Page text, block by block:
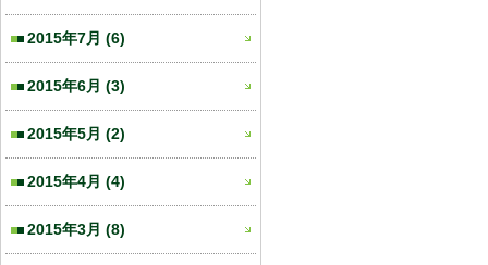
2015年7月 (6)
2015年6月 (3)
2015年5月 (2)
2015年4月 (4)
2015年3月 (8)